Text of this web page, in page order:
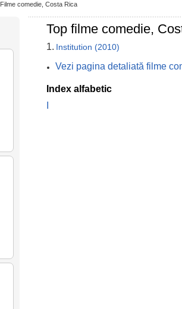
Top filme comedie,
1. Institution (2010)
Vezi pagina detaliată filme
Index alfabetic
Filme comedie, Costa Rica